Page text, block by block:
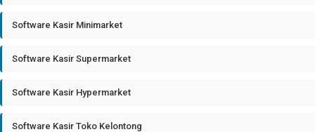
Software Kasir Minimarket
Software Kasir Supermarket
Software Kasir Hypermarket
Software Kasir Toko Kelontong